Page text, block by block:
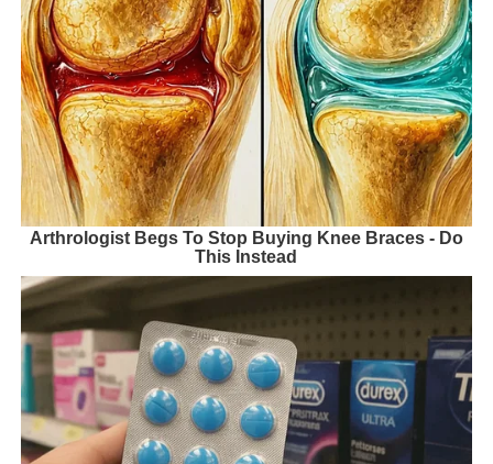
Arthrologist Begs To Stop Buying Knee Braces - Do
This Instead